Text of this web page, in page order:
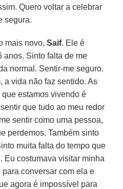
Quero voltar a celebrar
segura.
mais novo,Saif. Ele é
anos. Sinto falta de me
normal. Sentir-me seguro.
a vida não faz sentido. As
estamos vivendo é
que tudo ao meu redor
sentir como uma pessoa,
perdemos. Também sinto
muita falta do tempo que
Eu costumava visitar minha
conversar com ela e
agora é impossível para